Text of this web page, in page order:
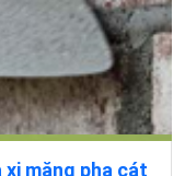
măng pha cát